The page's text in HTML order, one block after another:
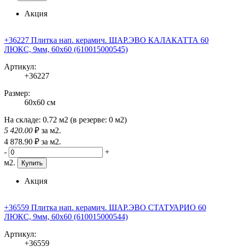
Акция
+36227 Плитка нап. керамич. ШАР.ЭВО КАЛАКАТТА 60
ЛЮКС, 9мм, 60x60 (610015000545)
Артикул:
+36227
Размер:
60x60 см
На складе: 0.72 м2 (в резерве: 0 м2)
5 420.00 ₽ за м2.
4 878.90 ₽ за м2.
-
+
м2.
Купить
Акция
+36559 Плитка нап. керамич. ШАР.ЭВО СТАТУАРИО 60
ЛЮКС, 9мм, 60x60 (610015000544)
Артикул:
+36559